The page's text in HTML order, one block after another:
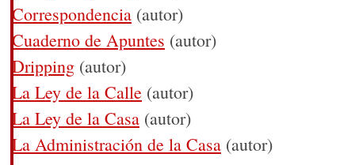
Correspondencia (autor)
Cuaderno de Apuntes (autor)
Dripping (autor)
La Ley de la Calle (autor)
La Ley de la Casa (autor)
La Administración de la Casa (autor)